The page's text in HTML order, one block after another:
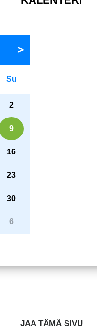
Su
2
9
16
23
30
6
JAA TÄMÄ SIVU